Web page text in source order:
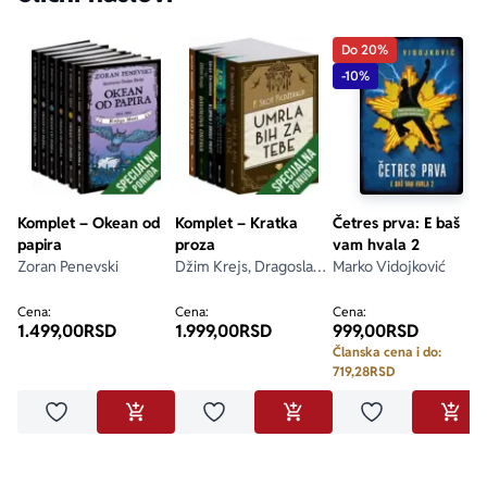
Komplet – Okean od
papira
Zoran Penevski
Cena:
1.499,00RSD
Dodaj u omiljeneDODAJ U KORPU
Komplet – Kratka
proza
Džim Krejs, Dragoslav
Ficdžerald, Goran
Skrobonja, Grupa
Cena:
1.999,00RSD
Dodaj u omiljeneDODAJ U KORPU
Do 20%
-10%
Četres prva: E baš
vam hvala 2
Marko Vidojković
Cena:
999,00RSD
Članska cena i do:
719,28RSD
Dodaj u